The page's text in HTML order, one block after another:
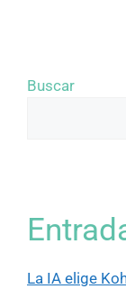
Buscar
La IA elige